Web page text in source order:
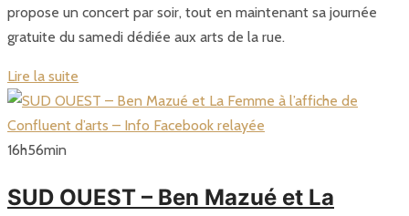
propose un concert par soir, tout en maintenant sa journée
gratuite du samedi dédiée aux arts de la rue.
Lire la suite
16h56min
SUD OUEST – Ben Mazué et La